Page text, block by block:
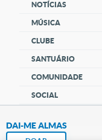
NOTÍCIAS
MÚSICA
CLUBE
SANTUÁRIO
COMUNIDADE
SOCIAL
DAI-ME ALMAS